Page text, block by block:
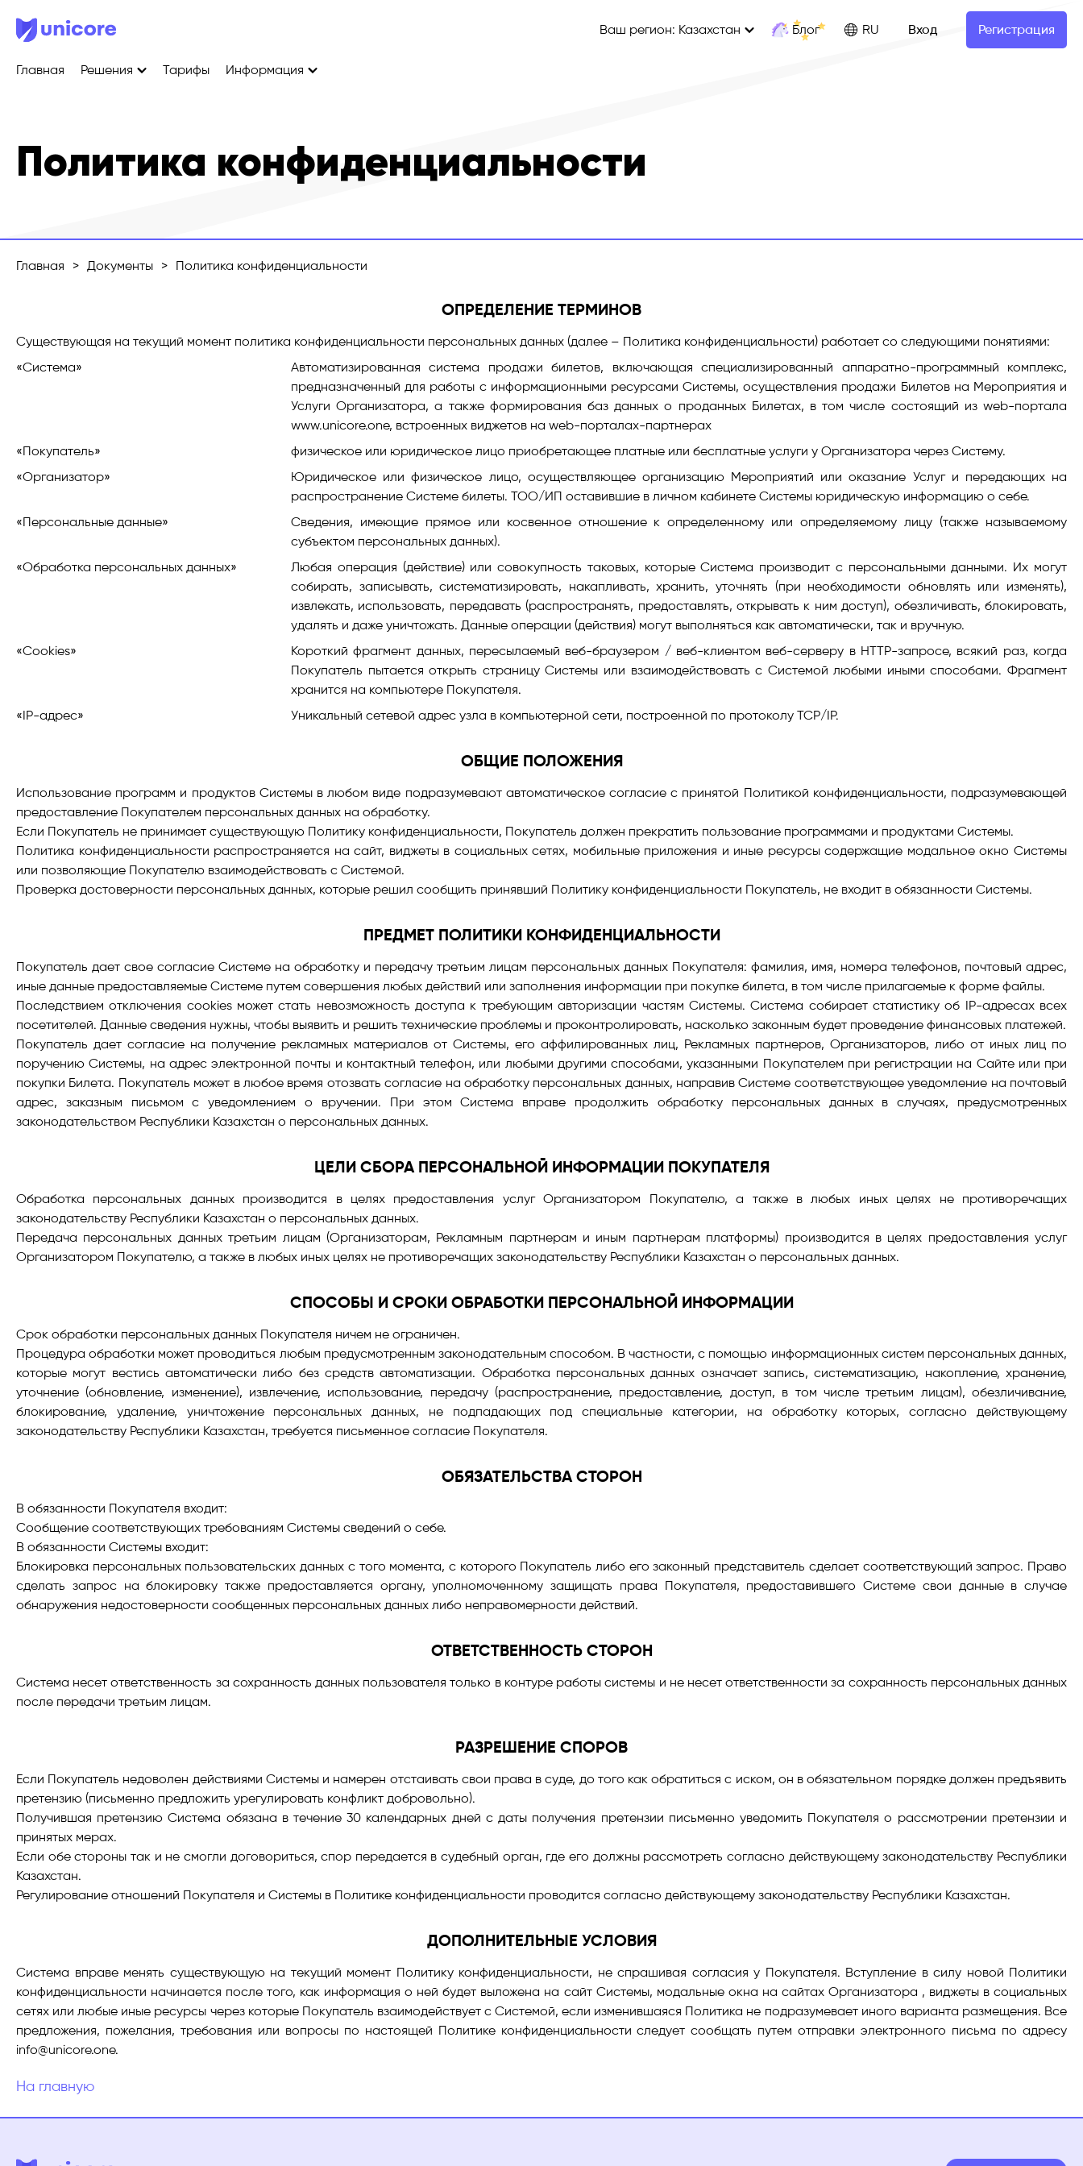
Главная Решения Тарифы Информация
Ваш регион: Казахстан Блог RU Вход Регистрация
Политика конфиденциальности
Главная > Документы > Политика конфиденциальности
ОПРЕДЕЛЕНИЕ ТЕРМИНОВ
Существующая на текущий момент политика конфиденциальности персональных данных (далее – Политика конфиденциальности) работает со следующими понятиями:
«Система»
Автоматизированная система продажи билетов, включающая специализированный аппаратно-программный комплекс,
предназначенный для работы с информационными ресурсами Системы, осуществления продажи Билетов на Мероприятия и
Услуги Организатора, а также формирования баз данных о проданных Билетах, в том числе состоящий из web-портала
www.unicore.one, встроенных виджетов на web-порталах-партнерах
«Покупатель»
физическое или юридическое лицо приобретающее платные или бесплатные услуги у Организатора через Систему.
«Организатор»
Юридическое или физическое лицо, осуществляющее организацию Мероприятий или оказание Услуг и передающих на
распространение Системе билеты. ТОО/ИП оставившие в личном кабинете Системы юридическую информацию о себе.
«Персональные данные»
Сведения, имеющие прямое или косвенное отношение к определенному или определяемому лицу (также называемому
субъектом персональных данных).
«Обработка персональных данных»
Любая операция (действие) или совокупность таковых, которые Система производит с персональными данными. Их могут
собирать, записывать, систематизировать, накапливать, хранить, уточнять (при необходимости обновлять или изменять),
извлекать, использовать, передавать (распространять, предоставлять, открывать к ним доступ), обезличивать, блокировать,
удалять и даже уничтожать. Данные операции (действия) могут выполняться как автоматически, так и вручную.
«Cookies»
Короткий фрагмент данных, пересылаемый веб-браузером / веб-клиентом веб-серверу в HTTP-запросе, всякий раз, когда
Покупатель пытается открыть страницу Системы или взаимодействовать с Системой любыми иными способами. Фрагмент
хранится на компьютере Покупателя.
«IP-адрес»
Уникальный сетевой адрес узла в компьютерной сети, построенной по протоколу TCP/IP.
ОБЩИЕ ПОЛОЖЕНИЯ
Использование программ и продуктов Системы в любом виде подразумевают автоматическое согласие с принятой Политикой конфиденциальности, подразумевающей
предоставление Покупателем персональных данных на обработку.
Если Покупатель не принимает существующую Политику конфиденциальности, Покупатель должен прекратить пользование программами и продуктами Системы.
Политика конфиденциальности распространяется на сайт, виджеты в социальных сетях, мобильные приложения и иные ресурсы содержащие модальное окно Системы
или позволяющие Покупателю взаимодействовать с Системой.
Проверка достоверности персональных данных, которые решил сообщить принявший Политику конфиденциальности Покупатель, не входит в обязанности Системы.
ПРЕДМЕТ ПОЛИТИКИ КОНФИДЕНЦИАЛЬНОСТИ
Покупатель дает свое согласие Системе на обработку и передачу третьим лицам персональных данных Покупателя: фамилия, имя, номера телефонов, почтовый адрес,
иные данные предоставляемые Системе путем совершения любых действий или заполнения информации при покупке билета, в том числе прилагаемые к форме файлы.
Последствием отключения cookies может стать невозможность доступа к требующим авторизации частям Системы. Система собирает статистику об IP-адресах всех
посетителей. Данные сведения нужны, чтобы выявить и решить технические проблемы и проконтролировать, насколько законным будет проведение финансовых платежей.
Покупатель дает согласие на получение рекламных материалов от Системы, его аффилированных лиц, Рекламных партнеров, Организаторов, либо от иных лиц по
поручению Системы, на адрес электронной почты и контактный телефон, или любыми другими способами, указанными Покупателем при регистрации на Сайте или при
покупки Билета. Покупатель может в любое время отозвать согласие на обработку персональных данных, направив Системе соответствующее уведомление на почтовый
адрес, заказным письмом с уведомлением о вручении. При этом Система вправе продолжить обработку персональных данных в случаях, предусмотренных
законодательством Республики Казахстан о персональных данных.
ЦЕЛИ СБОРА ПЕРСОНАЛЬНОЙ ИНФОРМАЦИИ ПОКУПАТЕЛЯ
Обработка персональных данных производится в целях предоставления услуг Организатором Покупателю, а также в любых иных целях не противоречащих
законодательству Республики Казахстан о персональных данных.
Передача персональных данных третьим лицам (Организаторам, Рекламным партнерам и иным партнерам платформы) производится в целях предоставления услуг
Организатором Покупателю, а также в любых иных целях не противоречащих законодательству Республики Казахстан о персональных данных.
СПОСОБЫ И СРОКИ ОБРАБОТКИ ПЕРСОНАЛЬНОЙ ИНФОРМАЦИИ
Срок обработки персональных данных Покупателя ничем не ограничен.
Процедура обработки может проводиться любым предусмотренным законодательным способом. В частности, с помощью информационных систем персональных данных,
которые могут вестись автоматически либо без средств автоматизации. Обработка персональных данных означает запись, систематизацию, накопление, хранение,
уточнение (обновление, изменение), извлечение, использование, передачу (распространение, предоставление, доступ, в том числе третьим лицам), обезличивание,
блокирование, удаление, уничтожение персональных данных, не подпадающих под специальные категории, на обработку которых, согласно действующему
законодательству Республики Казахстан, требуется письменное согласие Покупателя.
ОБЯЗАТЕЛЬСТВА СТОРОН
В обязанности Покупателя входит:
Сообщение соответствующих требованиям Системы сведений о себе.
В обязанности Системы входит:
Блокировка персональных пользовательских данных с того момента, с которого Покупатель либо его законный представитель сделает соответствующий запрос. Право
сделать запрос на блокировку также предоставляется органу, уполномоченному защищать права Покупателя, предоставившего Системе свои данные в случае
обнаружения недостоверности сообщенных персональных данных либо неправомерности действий.
ОТВЕТСТВЕННОСТЬ СТОРОН
Система несет ответственность за сохранность данных пользователя только в контуре работы системы и не несет ответственности за сохранность персональных данных
после передачи третьим лицам.
РАЗРЕШЕНИЕ СПОРОВ
Если Покупатель недоволен действиями Системы и намерен отстаивать свои права в суде, до того как обратиться с иском, он в обязательном порядке должен предъявить
претензию (письменно предложить урегулировать конфликт добровольно).
Получившая претензию Система обязана в течение 30 календарных дней с даты получения претензии письменно уведомить Покупателя о рассмотрении претензии и
принятых мерах.
Если обе стороны так и не смогли договориться, спор передается в судебный орган, где его должны рассмотреть согласно действующему законодательству Республики
Казахстан.
Регулирование отношений Покупателя и Системы в Политике конфиденциальности проводится согласно действующему законодательству Республики Казахстан.
ДОПОЛНИТЕЛЬНЫЕ УСЛОВИЯ
Система вправе менять существующую на текущий момент Политику конфиденциальности, не спрашивая согласия у Покупателя. Вступление в силу новой Политики
конфиденциальности начинается после того, как информация о ней будет выложена на сайт Системы, модальные окна на сайтах Организатора , виджеты в социальных
сетях или любые иные ресурсы через которые Покупатель взаимодействует с Системой, если изменившаяся Политика не подразумевает иного варианта размещения. Все
предложения, пожелания, требования или вопросы по настоящей Политике конфиденциальности следует сообщать путем отправки электронного письма по адресу
info@unicore.one.
На главную